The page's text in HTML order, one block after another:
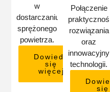
w
dostarczaniu
sprężonego
powietrza.
Dowiedz
się
więcej
Połączenie
rozwiązania
oraz
technologii.
się